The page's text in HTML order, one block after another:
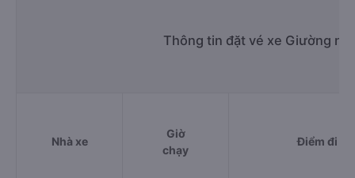
Thông tin đặt vé xe Giường
Nhà xe
Giờ
chạy
Điểm đi